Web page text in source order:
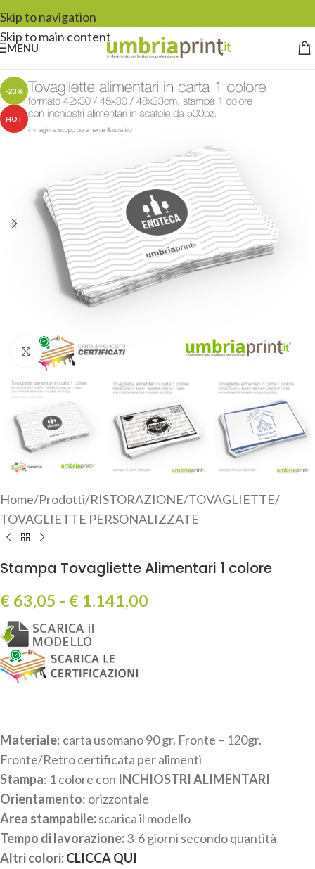
Skip to navigation
Skip to main content
MENU
-23%
HOT
Click to enlarge
Home/Prodotti/RISTORAZIONE/TOVAGLIETTE/
TOVAGLIETTE PERSONALIZZATE
Stampa Tovagliette Alimentari 1 colore
€ 63,05 - € 1.141,00
Materiale: carta usomano 90 gr. Fronte – 120gr.
Fronte/Retro certificata per alimenti
Stampa: 1 colore con INCHIOSTRI ALIMENTARI
Orientamento: orizzontale
Area stampabile:scarica il modello
Tempo di lavorazione:3-6 giorni secondo quantità
Altri colori:CLICCA QUI